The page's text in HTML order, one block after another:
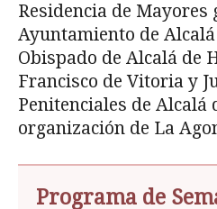
Residencia de Mayores
Ayuntamiento de
Obispado de Alcalá de
Francisco de Vitoria y
Penitenciales de Alcalá
organización de La
Programa de